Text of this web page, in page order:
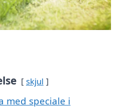
skjul
med speciale i